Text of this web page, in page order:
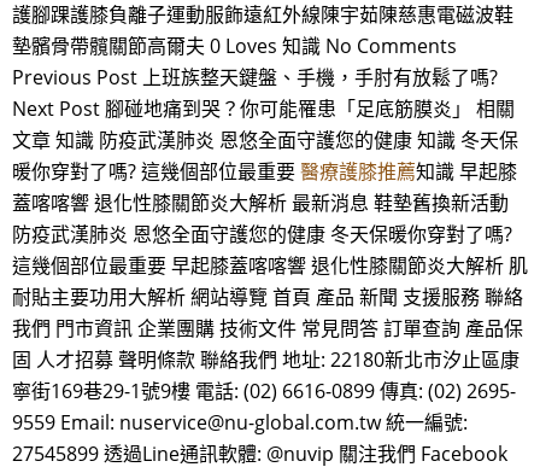
護腳踝護膝負離子運動服飾遠紅外線陳宇茹陳慈惠電磁波鞋
墊髕骨帶髖關節高爾夫 0 Loves 知識 No Comments
Previous Post 上班族整天鍵盤、手機，手肘有放鬆了嗎?
Next Post 腳碰地痛到哭？你可能罹患「足底筋膜炎」 相關
文章 知識 防疫武漢肺炎 恩悠全面守護您的健康 知識 冬天保
暖你穿對了嗎? 這幾個部位最重要醫療護膝推薦知識 早起膝
蓋喀喀響 退化性膝關節炎大解析 最新消息 鞋墊舊換新活動
防疫武漢肺炎 恩悠全面守護您的健康 冬天保暖你穿對了嗎?
這幾個部位最重要 早起膝蓋喀喀響 退化性膝關節炎大解析 肌
耐貼主要功用大解析 網站導覽 首頁 產品 新聞 支援服務 聯絡
我們 門市資訊 企業團購 技術文件 常見問答 訂單查詢 產品保
固 人才招募 聲明條款 聯絡我們 地址: 22180新北市汐止區康
寧街169巷29-1號9樓 電話: (02) 6616-0899 傳真: (02) 2695-
9559 Email: nuservice@nu-global.com.tw 統一編號:
27545899 透過Line通訊軟體: @nuvip 關注我們 Facebook